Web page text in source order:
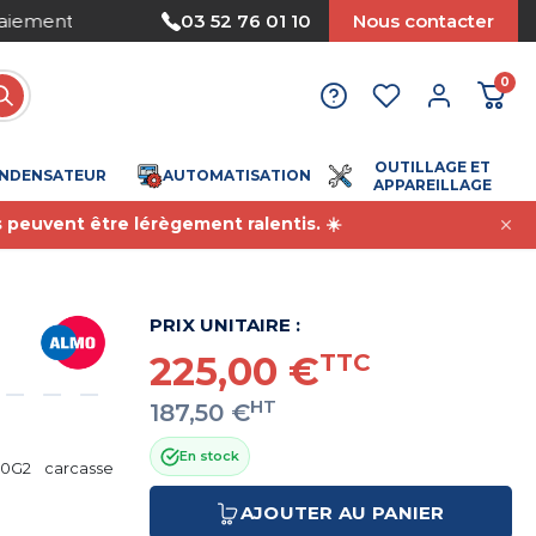
Nous acceptons le paiement par
03 52 76 01 10 Nous contacter
0
AUTOMATISATION
OUTILLAGE ET
APPAREILLAGE
peuvent être lérègement ralentis. ☀️
carcasse
PRIX UNITAIRE :
225,00 €TTC
187,50 €HT
En stock
AJOUTER AU PANIER